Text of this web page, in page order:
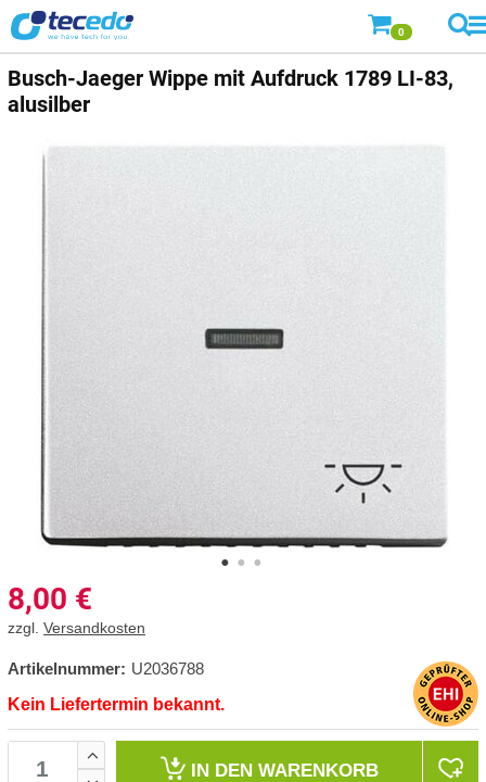
0
Busch-Jaeger Wippe mit Aufdruck 1789 LI-83,
alusilber
8,00 €
zzgl. Versandkosten
Artikelnummer: U2036788
Kein Liefertermin bekannt.
IN DEN WARENKORB